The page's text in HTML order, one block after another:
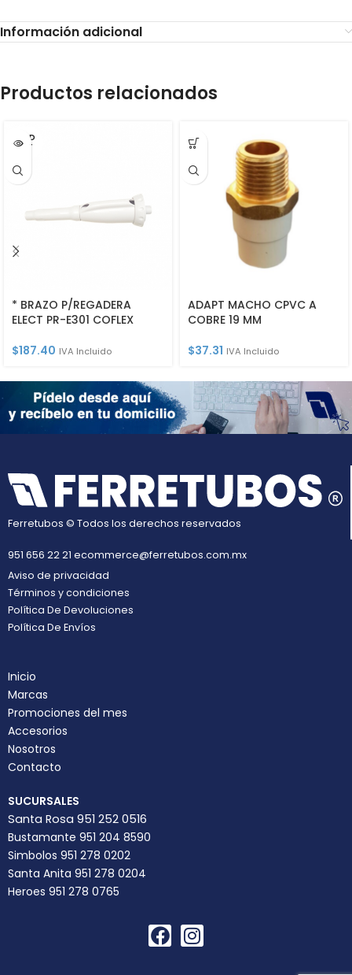
Información adicional
Productos relacionados
SOLD
OUT
* BRAZO P/REGADERA
ELECT PR-E301 COFLEX
$187.40 IVA Incluido
ADAPT MACHO CPVC A
COBRE 19 MM
$37.31 IVA Incluido
Ferretubos © Todos los derechos reservados
951 656 22 21 ecommerce@ferretubos.com.mx
Aviso de privacidad
Términos y condiciones
Política De Devoluciones
Política De Envíos
Inicio
Marcas
Promociones del mes
Accesorios
Nosotros
Contacto
SUCURSALES
Santa Rosa 951 252 0516
Bustamante 951 204 8590
Simbolos 951 278 0202
Santa Anita 951 278 0204
Heroes 951 278 0765